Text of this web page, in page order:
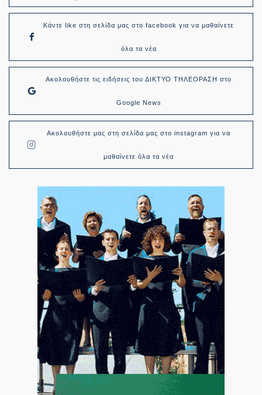
Κάντε like στη σελίδα μας στο facebook για να μαθαίνετε
όλα τα νέα
Ακολουθήστε τις ειδήσεις του ΔΙΚΤΥΟ ΤΗΛΕΟΡΑΣΗ στο
Google News
Ακολουθήστε μας στη σελίδα μας στο instagram για να
μαθαίνετε όλα τα νέα